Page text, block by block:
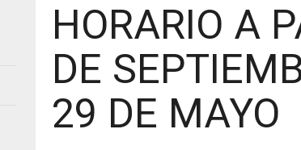
HORARIO A
DE
29 DE MAYO